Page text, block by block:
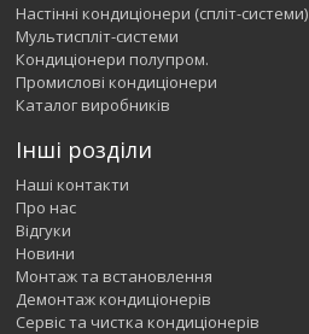
Настінні кондиціонери (спліт-системи)
Мультиспліт-системи
Кондиціонери полупром.
Промислові кондиціонери
Каталог виробників
Інші розділи
Наші контакти
Про нас
Відгуки
Новини
Монтаж та встановлення
Демонтаж кондиціонерів
Сервіс та чистка кондиціонерів